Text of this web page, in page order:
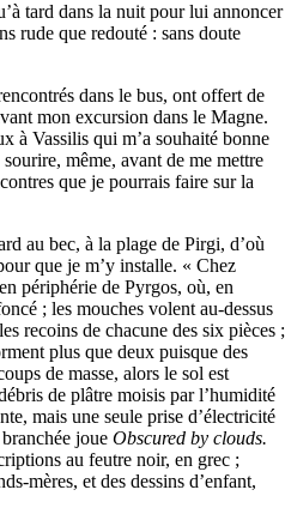
tard dans la nuit pour lui annoncer
rude que redouté : sans doute
dans le bus, ont offert de
mon excursion dans le Magne.
à Vassilis qui m’a souhaité bonne
même, avant de me mettre
que je pourrais faire sur la
au bec, à la plage de Pirgi, d’où
que je m’y installe. « Chez
périphérie de Pyrgos, où, en
; les mouches volent au-dessus
recoins de chacune des six pièces ;
plus que deux puisque des
de masse, alors le sol est
de plâtre moisis par l’humidité
mais une seule prise d’électricité
joueObscured by clouds.
au feutre noir, en grec ;
mères, et des dessins d’enfant,